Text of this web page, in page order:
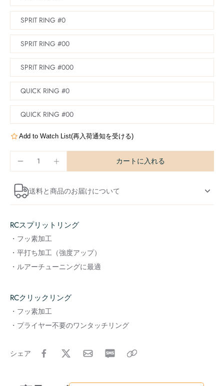
SPRIT RING #0
SPRIT RING #00
SPRIT RING #000
QUICK RING #0
QUICK RING #00
Add to Watch List(再入荷通知を受ける)
カートに入れる
送料と商品のお届けについて
RCスプリットリング
・フッ素加工
・平打ち加工（強度アップ）
・ルアーチューニングに最適
RCクリックリング
・フッ素加工
・プライヤー不要のワンタッチリング
シェア